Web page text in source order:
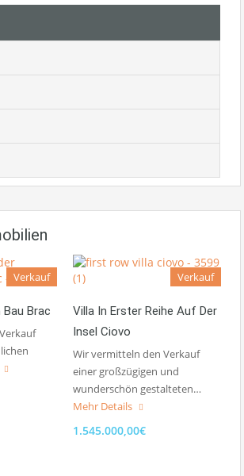
Verkauf
Brac
Verkauf
Villa In Erster Reihe Auf Der
Insel Ciovo
Wir vermitteln den Verkauf
einer großzügigen und
wunderschön gestalteten…
Mehr Details
1.545.000,00€